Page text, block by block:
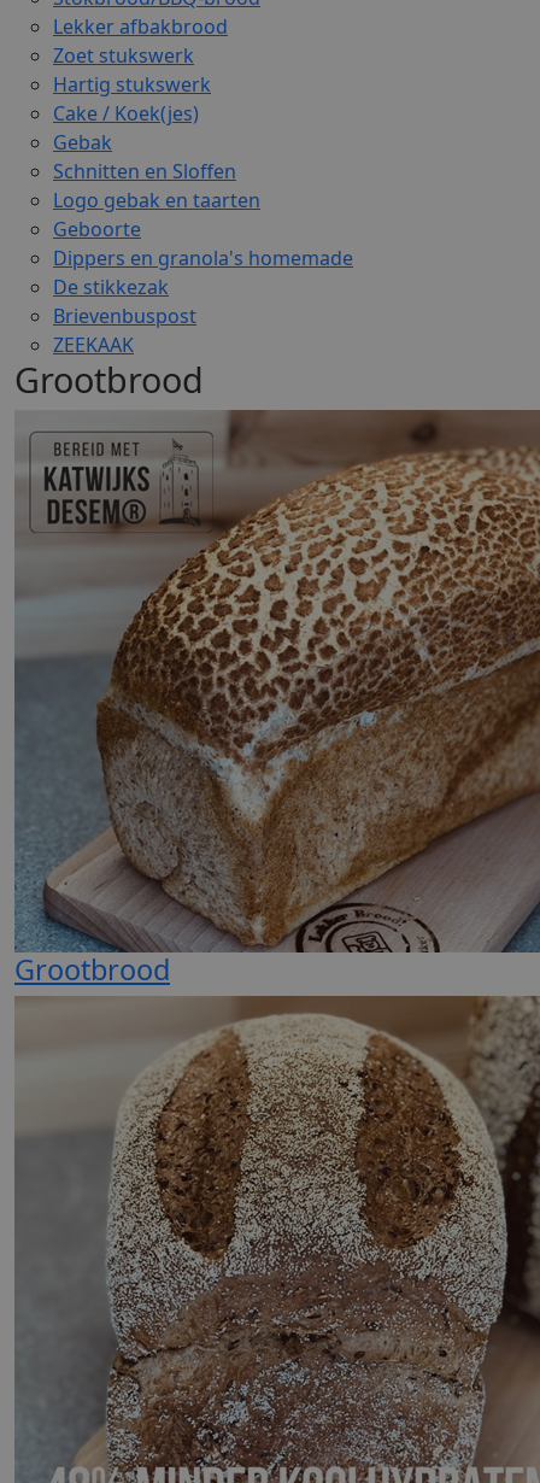
Lekker afbakbrood
Zoet stukswerk
Hartig stukswerk
Cake / Koek(jes)
Gebak
Schnitten en Sloffen
Logo gebak en taarten
Geboorte
Dippers en granola's homemade
De stikkezak
Brievenbuspost
ZEEKAAK
Grootbrood
Grootbrood